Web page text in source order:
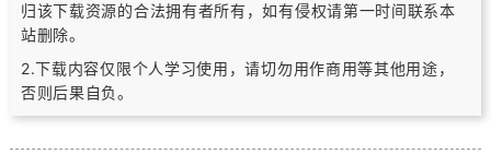
归该下载资源的合法拥有者所有，如有侵权请第一时间联系本
站删除。
2.下载内容仅限个人学习使用，请切勿用作商用等其他用途，
否则后果自负。